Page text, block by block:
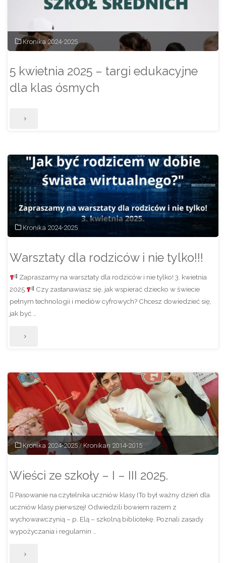
tym
roku
szkolnym."
Kronika 2024-2025
5 kwietnia 2025 – targi edukacyjne
dla klas ósmych
"5
2025
–
targi
edukacyjne
dla
klas
ósmych"
Kronika 2024-2025
Warsztaty dla rodziców i nie tylko!!!
Zapraszamy na warsztaty dla rodziców i nie tylko! 3. kwietnia
2025.
Czy zastanawiasz się, jak wspierać dziecko w świecie
pełnym technologii i mediów cyfrowych? Chcesz dowiedzieć się,
jak być …
"Warsztaty
rodziców
nie
tylko!!!"
Kronika 2024-2025 / Kronikan 2014-2015
Wieści ze szkoły – I – III 2025.
 Pasowanie na czytelnika uczniów klasy ITo był ważny dzień dla
uczniów klasy pierwszej! Odwiedzili bowiem razem z
wychowawczynią – p. Elą – szkolną bibliotekę. Poznali zasady
wypożyczania i regulamin …
"Wieści